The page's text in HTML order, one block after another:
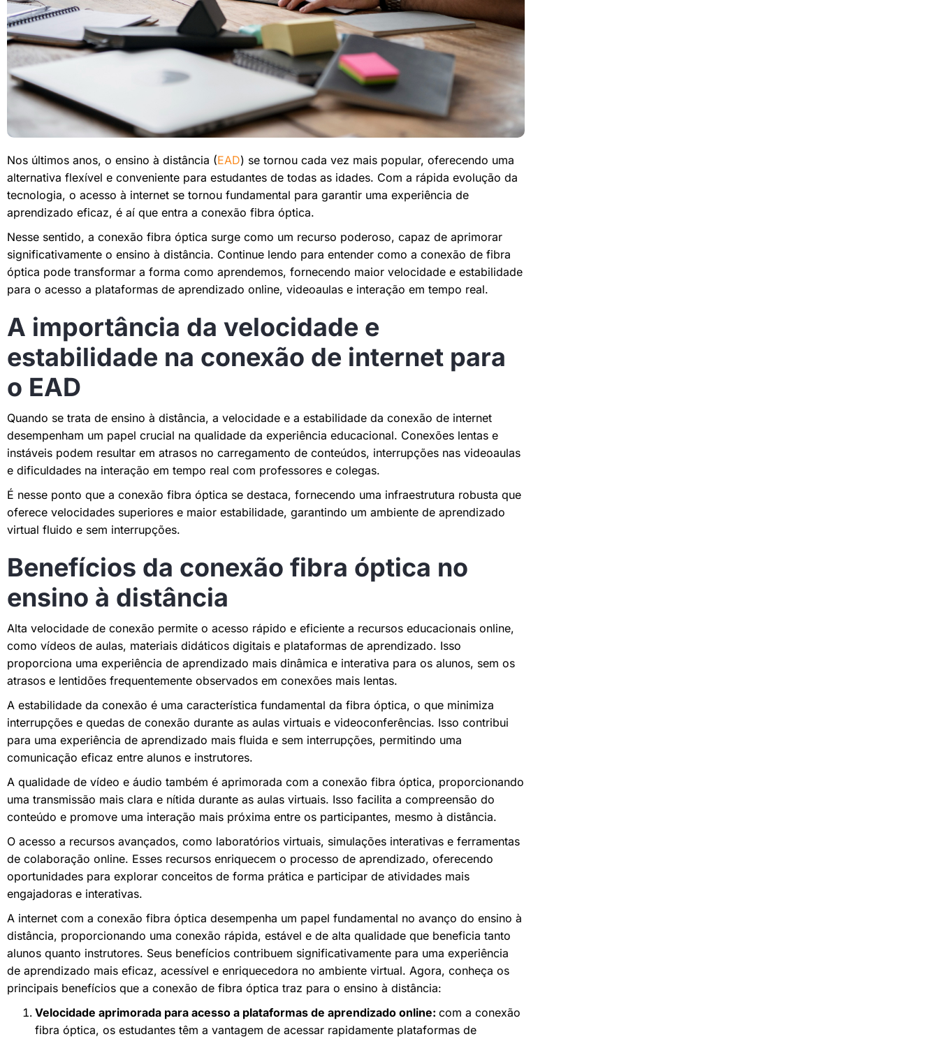
Nos últimos anos, o ensino à distância (EAD) se tornou cada vez mais popular, oferecendo uma
alternativa flexível e conveniente para estudantes de todas as idades. Com a rápida evolução da
tecnologia, o acesso à internet se tornou fundamental para garantir uma experiência de
aprendizado eficaz, é aí que entra a conexão fibra óptica.
Nesse sentido, a conexão fibra óptica surge como um recurso poderoso, capaz de aprimorar
significativamente o ensino à distância. Continue lendo para entender como a conexão de fibra
óptica pode transformar a forma como aprendemos, fornecendo maior velocidade e estabilidade
para o acesso a plataformas de aprendizado online, videoaulas e interação em tempo real.
A importância da velocidade e
estabilidade na conexão de internet para
o EAD
Quando se trata de ensino à distância, a velocidade e a estabilidade da conexão de internet
desempenham um papel crucial na qualidade da experiência educacional. Conexões lentas e
instáveis podem resultar em atrasos no carregamento de conteúdos, interrupções nas videoaulas
e dificuldades na interação em tempo real com professores e colegas.
É nesse ponto que a conexão fibra óptica se destaca, fornecendo uma infraestrutura robusta que
oferece velocidades superiores e maior estabilidade, garantindo um ambiente de aprendizado
virtual fluido e sem interrupções.
Benefícios da conexão fibra óptica no
ensino à distância
Alta velocidade de conexão permite o acesso rápido e eficiente a recursos educacionais online,
como vídeos de aulas, materiais didáticos digitais e plataformas de aprendizado. Isso
proporciona uma experiência de aprendizado mais dinâmica e interativa para os alunos, sem os
atrasos e lentidões frequentemente observados em conexões mais lentas.
A estabilidade da conexão é uma característica fundamental da fibra óptica, o que minimiza
interrupções e quedas de conexão durante as aulas virtuais e videoconferências. Isso contribui
para uma experiência de aprendizado mais fluida e sem interrupções, permitindo uma
comunicação eficaz entre alunos e instrutores.
A qualidade de vídeo e áudio também é aprimorada com a conexão fibra óptica, proporcionando
uma transmissão mais clara e nítida durante as aulas virtuais. Isso facilita a compreensão do
conteúdo e promove uma interação mais próxima entre os participantes, mesmo à distância.
O acesso a recursos avançados, como laboratórios virtuais, simulações interativas e ferramentas
de colaboração online. Esses recursos enriquecem o processo de aprendizado, oferecendo
oportunidades para explorar conceitos de forma prática e participar de atividades mais
engajadoras e interativas.
A internet com a conexão fibra óptica desempenha um papel fundamental no avanço do ensino à
distância, proporcionando uma conexão rápida, estável e de alta qualidade que beneficia tanto
alunos quanto instrutores. Seus benefícios contribuem significativamente para uma experiência
de aprendizado mais eficaz, acessível e enriquecedora no ambiente virtual. Agora, conheça os
principais benefícios que a conexão de fibra óptica traz para o ensino à distância:
Velocidade aprimorada para acesso a plataformas de aprendizado online: com a conexão
fibra óptica, os estudantes têm a vantagem de acessar rapidamente plataformas de